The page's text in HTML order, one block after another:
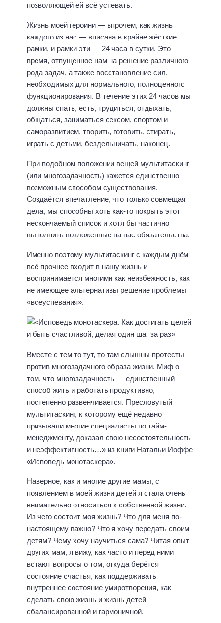
позволяющей ей всё успевать.
Жизнь моей героини — впрочем, как жизнь
каждого из нас — вписана в крайне жёсткие
рамки, и рамки эти — 24 часа в сутки. Это
время, отпущенное нам на решение различного
рода задач, а также восстановление сил,
необходимых для нормального, полноценного
функционирования. В течение этих 24 часов мы
должны спать, есть, трудиться, отдыхать,
общаться, заниматься сексом, спортом и
саморазвитием, творить, готовить, стирать,
играть с детьми, бездельничать, наконец.
При подобном положении вещей мультитаскинг
(или многозадачность) кажется единственно
возможным способом существования.
Создаётся впечатление, что только совмещая
дела, мы способны хоть как-то покрыть этот
нескончаемый список и хотя бы частично
выполнить возложенные на нас обязательства.
Именно поэтому мультитаскинг с каждым днём
всё прочнее входит в нашу жизнь и
воспринимается многими как неизбежность, как
не имеющее альтернативы решение проблемы
«всеуспевания».
Вместе с тем то тут, то там слышны протесты
против многозадачного образа жизни. Миф о
том, что многозадачность — единственный
способ жить и работать продуктивно,
постепенно развенчивается. Пресловутый
мультитаскинг, к которому ещё недавно
призывали многие специалисты по тайм-
менеджменту, доказал свою несостоятельность
и неэффективность…» из книги Натальи Иоффе
«Исповедь монотаскера».
Наверное, как и многие другие мамы, с
появлением в моей жизни детей я стала очень
внимательно относиться к собственной жизни.
Из чего состоит моя жизнь? Что для меня по-
настоящему важно? Что я хочу передать своим
детям? Чему хочу научиться сама? Читая опыт
других мам, я вижу, как часто и перед ними
встают вопросы о том, откуда берётся
состояние счастья, как поддерживать
внутреннее состояние умиротворения, как
сделать свою жизнь и жизнь детей
сбалансированной и гармоничной.